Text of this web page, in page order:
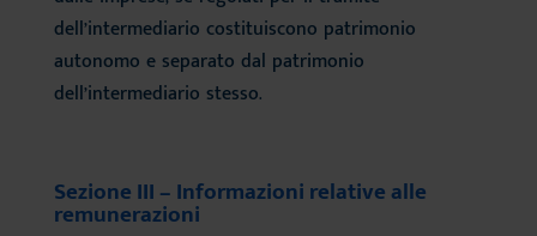
dell’intermediario costituiscono patrimonio
autonomo e separato dal patrimonio
dell’intermediario stesso.
Sezione III – Informazioni relative alle
remunerazioni